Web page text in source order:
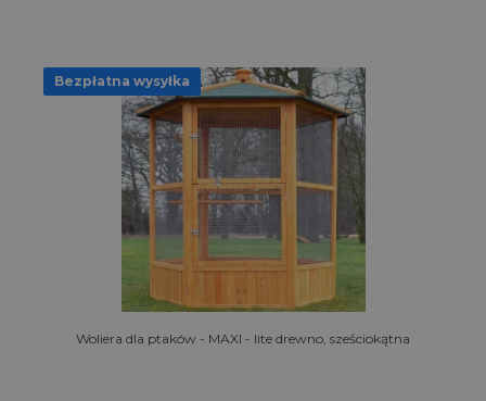
Bezpłatna wysyłka
Woliera dla ptaków - MAXI - lite drewno, sześciokątna